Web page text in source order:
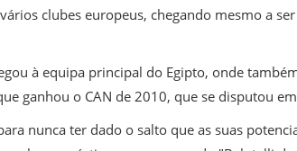
clubes europeus, chegando mesmo a
à equipa principal do Egipto, onde
ganhou o CAN de 2010, que se disputou
nunca ter dado o salto que as suas